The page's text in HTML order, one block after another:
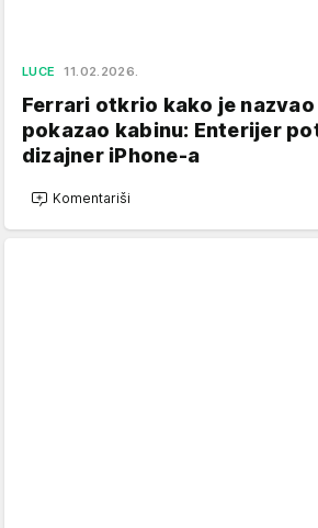
LUCE 11.02.2026.
Ferrari otkrio kako je
pokazao kabinu: Enterijer
dizajner iPhone-a
Komentariši